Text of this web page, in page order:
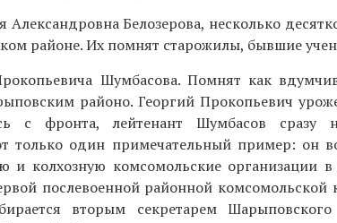
Александровна Белозерова, несколько
районе. Их помнят старожилы, бывшие
Шумбасова. Помнят как
районо. Георгий Прокопьевич
с фронта, лейтенант Шумбасов сразу
только один примечательный пример: он
и колхозную комсомольские организации
послевоенной районной
вторым секретарем